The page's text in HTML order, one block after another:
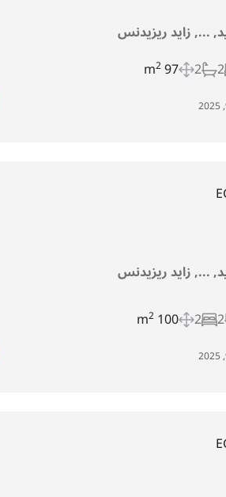
..., زايد ريزيدنس
2
2
97 m
2
..., زايد ريزيدنس
2
2
100 m
2